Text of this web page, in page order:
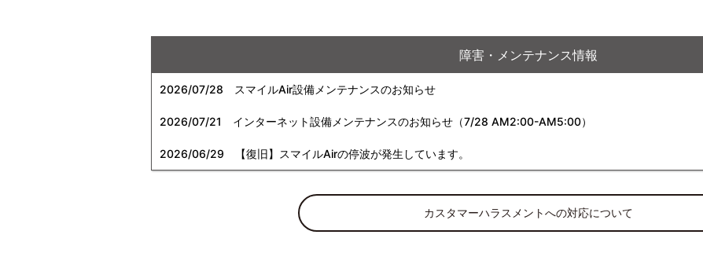
障害・メンテナンス情報
2026/07/28 スマイルAir設備メンテナンスのお知らせ
2026/07/21 インターネット設備メンテナンスのお知らせ（7/28 AM2:00-AM5:00）
2026/06/29 【復旧】スマイルAirの停波が発生しています。
カスタマーハラスメントへの対応について